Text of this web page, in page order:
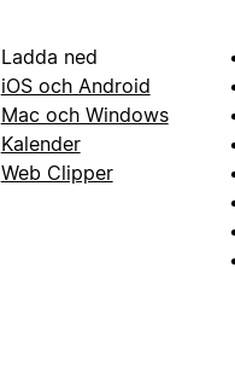
Ladda ned
iOS och Android
Mac och Windows
Kalender
Web Clipper